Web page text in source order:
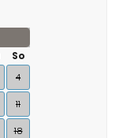
So
4
11
18